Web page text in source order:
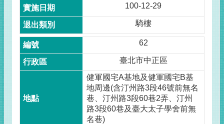
100-12-29
騎樓
62
臺北市中正區
健軍國宅A基地及健軍國宅B基
地周邊(含汀州路3段46號前無名
巷、汀州路3段60巷2弄、汀州
路3段60巷及臺大太子學舍前無
名巷)